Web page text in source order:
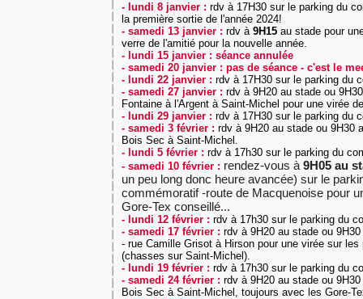
- lundi 8 janvier : rdv à 17H30 sur le parking du
la première sortie de l'année 2024!
- samedi 13 janvier : rdv à 9H15 au stade pour
verre de l'amitié pour la nouvelle année.
- lundi 15 janvier : séance annulée
- samedi 20 janvier : pas de séance - c'est le
- lundi 22 janvier : rdv à 17H30 sur le parking du
- samedi 27 janvier : rdv à 9H20 au stade ou
Fontaine à l'Argent à Saint-Michel pour une virée
- lundi 29 janvier : rdv à 17H30 sur le parking du
- samedi 3 février : rdv à 9H20 au stade ou 9H30
Bois Sec à Saint-Michel.
- lundi 5 février : rdv à 17h30 sur le parking du
- samedi 10 février : rendez-vous à 9H05 au
un peu long donc heure avancée) sur le
commémoratif -route de Macquenoise pour
Gore-Tex conseillé...
- lundi 12 février : rdv à 17h30 sur le parking du
- samedi 17 février : rdv à 9H20 au stade ou
- rue Camille Grisot à Hirson pour une virée sur
(chasses sur Saint-Michel).
- lundi 19 février : rdv à 17h30 sur le parking du
- samedi 24 février : rdv à 9H20 au stade ou
Bois Sec à Saint-Michel, toujours avec les Gore-